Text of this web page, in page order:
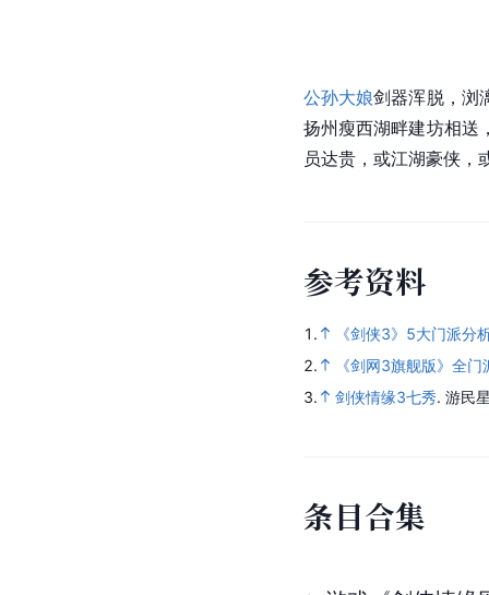
公孙大娘剑器浑脱，浏
扬州瘦西湖畔建坊相送
员达贵，或江湖豪侠，
参考资料
1.
《剑侠3》5大门派
2.
《剑网3旗舰版》全门
3.
剑侠情缘3七秀. 游民
条目合集